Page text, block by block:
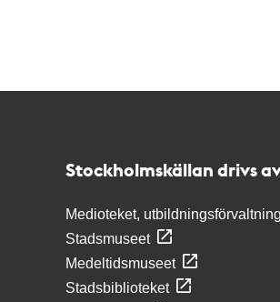
Stockholmskällan drivs
Medioteket,
Stadsmuseet
Medeltidsmuseet
Stadsbiblioteket